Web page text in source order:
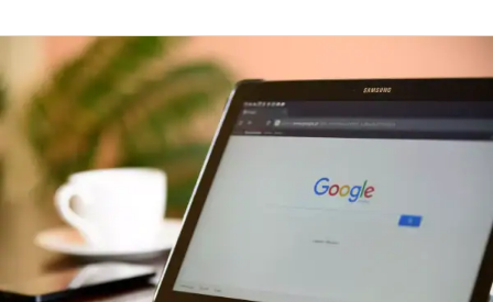
inwestować
pozycjonowanie
lokalne?